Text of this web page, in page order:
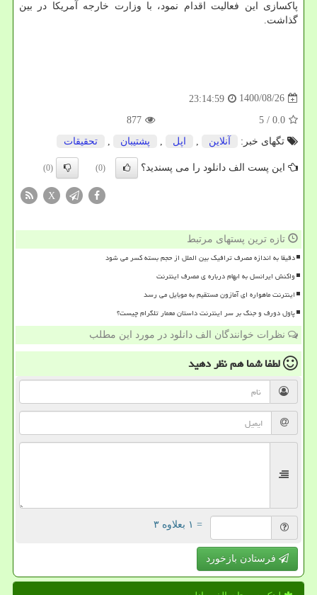
پاکسازی این فعالیت اقدام نمود، با وزارت خارجه آمریکا در بین
گذاشت.
1400/08/26
23:14:59
0.0
/ 5
877
تگهای خبر:
آنلاین , اپل , پشتیبان , تحقیقات
این پست الف دانلود را می پسندید؟ (0)
(0)
X
تازه ترین پستهای مرتبط
دقیقا به اندازه مصرف ترافیک بین الملل از حجم بسته کسر می شود
واکنش ایرانسل به ابهام درباره ی مصرف اینترنت
اینترنت ماهواره ای آمازون مستقیم به موبایل می رسد
پاول دورف و جنگ بر سر اینترنت داستان معمار تلگرام چیست؟
نظرات خوانندگان الف دانلود در مورد این مطلب
لطفا شما همنظر دهید
= ۱ بعلاوه ۳
فرستادن بازخورد